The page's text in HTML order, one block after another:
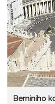
Berniniho